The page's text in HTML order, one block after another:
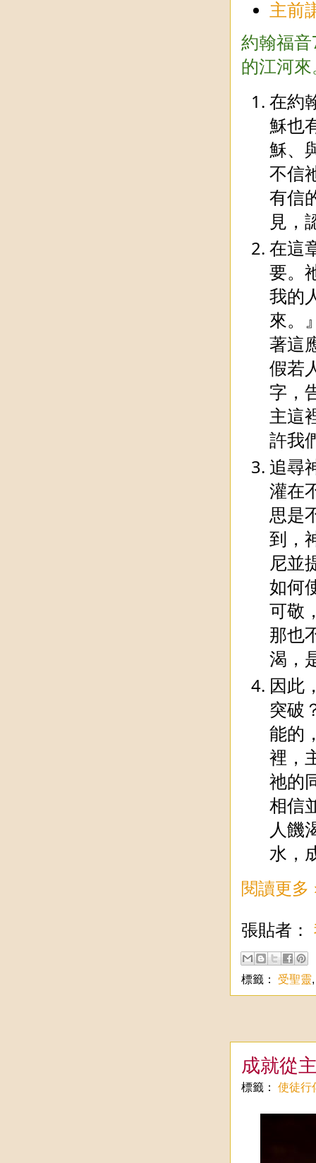
主前
約翰福
的江河
在約
穌也
穌、
不信
有信
見，
在這
要。
我的
來。
著這
假若
字，
主這
許我
追尋
灌在
思是
到，
尼並
如何
可敬
那也
渴，
因此
突破
能的
裡，
祂的
相信
人饑
水，
閱讀更多
張貼者：
標籤： 受聖靈
成就從
標籤： 使徒行